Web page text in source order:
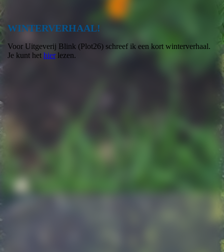
WINTERVERHAAL!
Voor Uitgeverij Blink (Plot26) schreef ik een kort winterverhaal.
Je kunt het hierlezen.